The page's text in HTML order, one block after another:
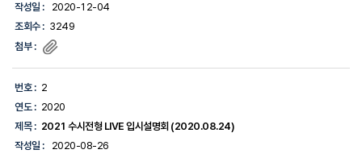
보
를
공
다.
작성일 :
2020-12-04
조회수 : 3249
첨부 :
번호 : 2
연도 : 2020
제목 : 2021 수시전형 LIVE 입시설명회 (2020.08.24)
작성일 :
2020-08-26